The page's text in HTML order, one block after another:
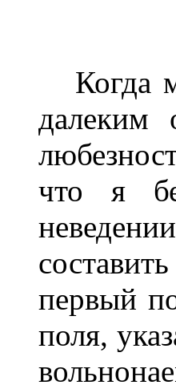
Когда
что я
первый
поля,